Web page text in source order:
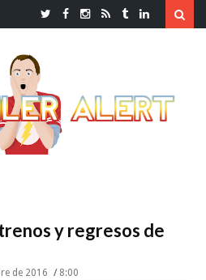
y regresos de
de 2016 8:00